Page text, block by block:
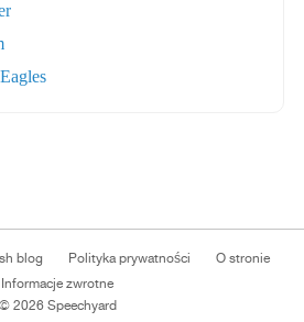
blog Polityka prywatności
O stronie
Informacje zwrotne
© 2026 Speechyard